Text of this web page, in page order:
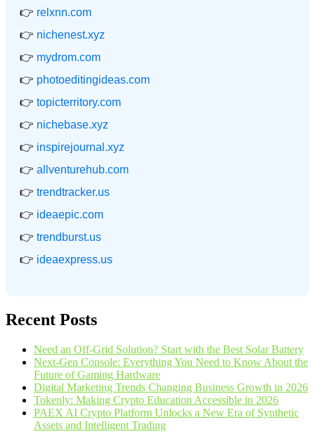
👉 relxnn.com
👉 nichenest.xyz
👉 mydrom.com
👉 photoeditingideas.com
👉 topicterritory.com
👉 nichebase.xyz
👉 inspirejournal.xyz
👉 allventurehub.com
👉 trendtracker.us
👉 ideaepic.com
👉 trendburst.us
👉 ideaexpress.us
Recent Posts
Need an Off-Grid Solution? Start with the Best Solar Battery
Next-Gen Console: Everything You Need to Know About the
Future of Gaming Hardware
Digital Marketing Trends Changing Business Growth in 2026
Tokenly: Making Crypto Education Accessible in 2026
PAEX AI Crypto Platform Unlocks a New Era of Synthetic
Assets and Intelligent Trading